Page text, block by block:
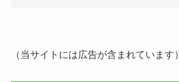
（当サイトには広告が含まれています）